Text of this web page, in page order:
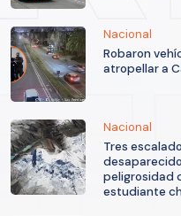
Nacional
Robaron
atropellar a
Nacional
Tres
peligrosidad
estudiante